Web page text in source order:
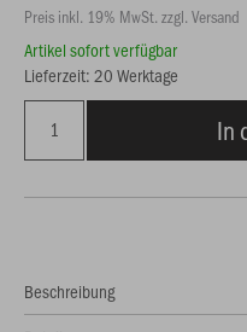
Preis inkl. 19% MwSt. zzgl. Versand
Artikel sofort verfügbar
Lieferzeit: 20 Werktage
In
Beschreibung